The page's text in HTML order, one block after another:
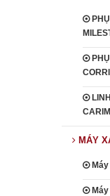
PHỤ
PHỤ
MÁY
Máy
Máy